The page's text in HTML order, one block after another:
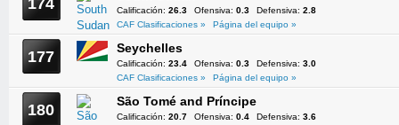
174 Calificación: 26.3 Ofensiva: 0.3 Defensiva: 2.8
CAF Clasificaciones »
Página del equipo »
177 Seychelles
Calificación: 23.4 Ofensiva: 0.3 Defensiva: 3.0
CAF Clasificaciones »
Página del equipo »
180 São Tomé and Príncipe
Calificación: 20.7 Ofensiva: 0.4 Defensiva: 3.6